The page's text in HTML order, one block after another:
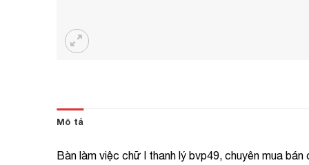
Mô tả
Bàn làm việc chữ l thanh lý bvp49, chuyên mua